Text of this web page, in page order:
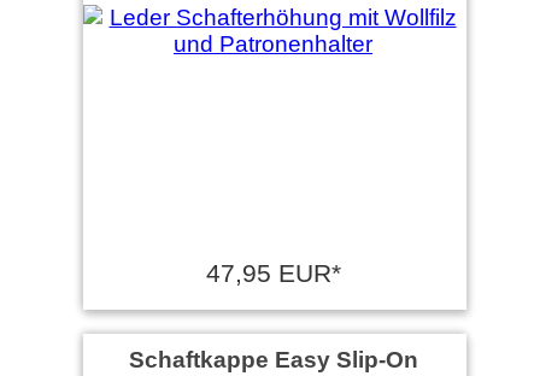
47,95 EUR*
Schaftkappe Easy Slip-On